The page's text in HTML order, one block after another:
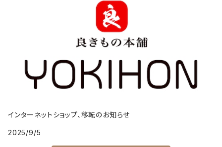
インターネットショップ、移転のお知らせ
2025/9/5